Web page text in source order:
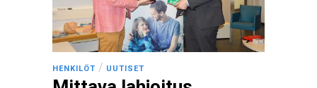
HENKILÖT / UUTISET